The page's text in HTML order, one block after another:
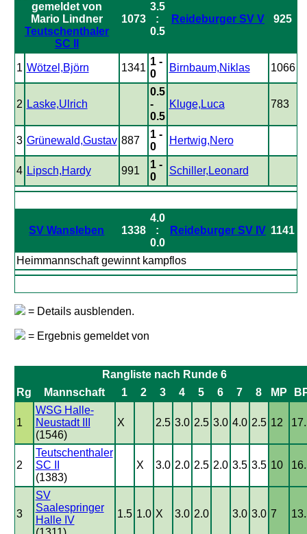
Teutschenthaler
SC II
1073
3.5
:
0.5
Reideburger SV V 925
1 Wötzel,Björn 1341
1 -
0
Birnbaum,Niklas 1066
2 Laske,Ulrich
0.5
-
0.5
Kluge,Luca 783
3 Grünewald,Gustav 887
1 -
0
Hertwig,Nero
4 Lipsch,Hardy 991
1 -
0
Schiller,Leonard
SV Wansleben 1338
4.0
:
0.0
Reideburger SV IV 1141
Heimmannschaft gewinnt kampflos
= Details ausblenden.
= Ergebnis gemeldet von
Rangliste nach Runde 6
Rg
Mannschaft 1 2 3 4 5 6 7 8 MP
1
WSG Halle-
Neustadt III
(1546)
X 2.5 3.0 2.5 3.0 4.0 2.5 12
2
Teutschenthaler
SC II
(1383)
X 3.0 2.0 2.5 2.0 3.5 3.5 10
3
SV
Saalespringer
Halle IV
1.5 1.0 X 3.0 2.0 3.0 3.0 7